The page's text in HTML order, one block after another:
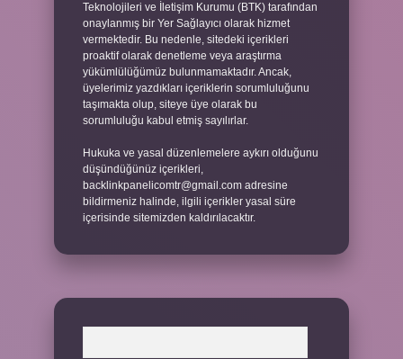
Teknolojileri ve İletişim Kurumu (BTK) tarafından
onaylanmış bir Yer Sağlayıcı olarak hizmet
vermektedir. Bu nedenle, sitedeki içerikleri
proaktif olarak denetleme veya araştırma
yükümlülüğümüz bulunmamaktadır. Ancak,
üyelerimiz yazdıkları içeriklerin sorumluluğunu
taşımakta olup, siteye üye olarak bu
sorumluluğu kabul etmiş sayılırlar.
Hukuka ve yasal düzenlemelere aykırı olduğunu
düşündüğünüz içerikleri,
backlinkpanelicomtr@gmail.com adresine
bildirmeniz halinde, ilgili içerikler yasal süre
içerisinde sitemizden kaldırılacaktır.